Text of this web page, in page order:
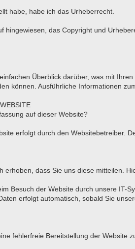
habe, habe ich das Urheberrecht.
hingewiesen, das Copyright und
Überblick darüber, was mit
können. Ausführliche Informationen
auf dieser Website?
erfolgt durch den Websitebetreiber.
erhoben, dass Sie uns diese mitteilen.
Besuch der Website durch unsere IT-
erfolgt automatisch, sobald Sie
fehlerfreie Bereitstellung der Website